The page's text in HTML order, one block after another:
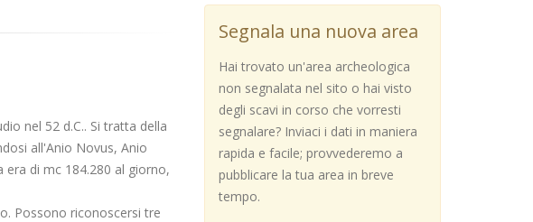
nel 52 d.C.. Si tratta della
all'Anio Novus, Anio
era di mc 184.280 al giorno,
Possono riconoscersi tre
Segnala una nuova area
Hai trovato un'area archeologica
non segnalata nel sito o hai visto
degli scavi in corso che vorresti
segnalare? Inviaci i dati in maniera
rapida e facile; provvederemo a
pubblicare la tua area in breve
tempo.